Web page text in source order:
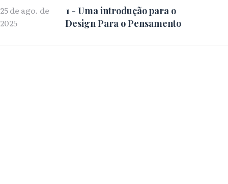
25 de ago. de
2025
1 - Uma introdução para o
Design Para o Pensamento